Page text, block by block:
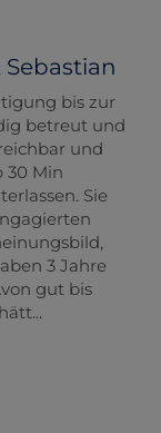
bis zur
betreut und
und
30 Min
Sie
3 Jahre
gut bis